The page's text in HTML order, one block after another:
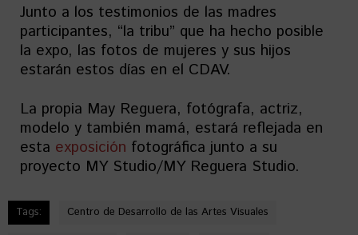
Junto a los testimonios de las madres
participantes, “la tribu” que ha hecho posible
la expo, las fotos de mujeres y sus hijos
estarán estos días en el CDAV.
La propia May Reguera, fotógrafa, actriz,
modelo y también mamá, estará reflejada en
esta exposición fotográfica junto a su
proyecto MY Studio/MY Reguera Studio.
Tags: Centro de Desarrollo de las Artes Visuales